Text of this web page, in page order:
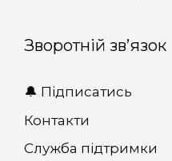
Зворотній зв’язок
🔔 Підписатись
Контакти
Служба підтримки